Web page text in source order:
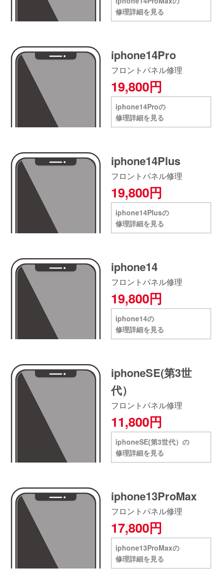
修理詳細を見る
iphone14Pro
フロントパネル修理
19,800円
iphone14Proの
修理詳細を見る
iphone14Plus
フロントパネル修理
19,800円
iphone14Plusの
修理詳細を見る
iphone14
フロントパネル修理
19,800円
iphone14の
修理詳細を見る
iphoneSE(第3世
代）
フロントパネル修理
11,800円
iphoneSE(第3世代）の
修理詳細を見る
iphone13ProMax
フロントパネル修理
17,800円
iphone13ProMaxの
修理詳細を見る